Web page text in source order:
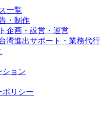
一覧
・制作
企画・設営・運営
湾進出サポート・業務代行
ション
ポリシー